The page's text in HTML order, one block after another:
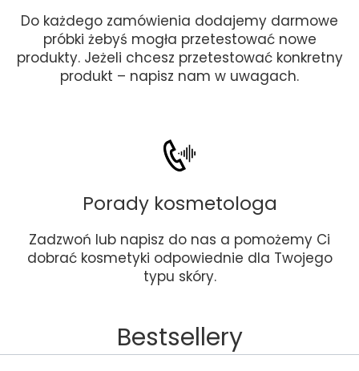
Do każdego zamówienia dodajemy darmowe
próbki żebyś mogła przetestować nowe
produkty. Jeżeli chcesz przetestować konkretny
produkt – napisz nam w uwagach.
Porady kosmetologa
Zadzwoń lub napisz do nas a pomożemy Ci
dobrać kosmetyki odpowiednie dla Twojego
typu skóry.
Bestsellery